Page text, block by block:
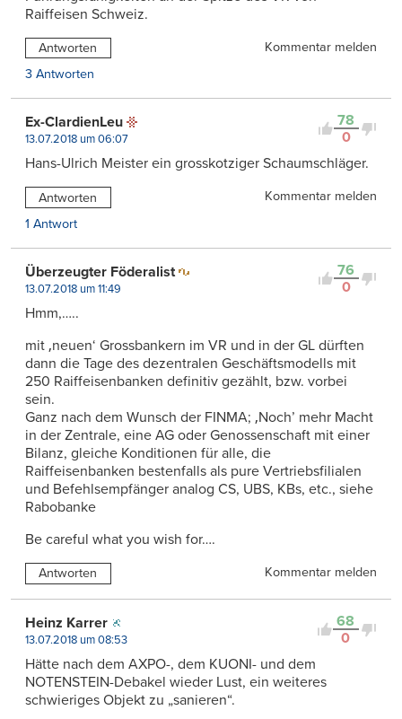
Raiffeisen Schweiz.
Antworten
Kommentar melden
3 Antworten
78
0
Ex-ClardienLeu
13.07.2018 um 06:07
Hans-Ulrich Meister ein grosskotziger Schaumschläger.
Antworten
Kommentar melden
1 Antwort
76
0
Überzeugter Föderalist
13.07.2018 um 11:49
Hmm,…..
mit ‚neuen‘ Grossbankern im VR und in der GL dürften
dann die Tage des dezentralen Geschäftsmodells mit
250 Raiffeisenbanken definitiv gezählt, bzw. vorbei
sein.
Ganz nach dem Wunsch der FINMA; ‚Noch’ mehr Macht
in der Zentrale, eine AG oder Genossenschaft mit einer
Bilanz, gleiche Konditionen für alle, die
Raiffeisenbanken bestenfalls als pure Vertriebsfilialen
und Befehlsempfänger analog CS, UBS, KBs, etc., siehe
Rabobanke
Be careful what you wish for….
Antworten Kommentar melden
68
0
Heinz Karrer
13.07.2018 um 08:53
Hätte nach dem AXPO-, dem KUONI- und dem
NOTENSTEIN-Debakel wieder Lust, ein weiteres
schwieriges Objekt zu „sanieren“.